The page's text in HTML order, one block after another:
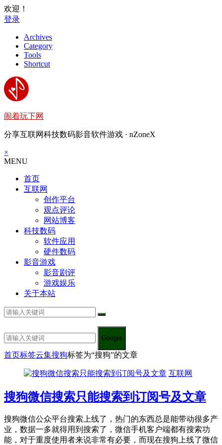
欢迎！
登录
Archives
Category
Tools
Shortcut
闹着玩下网
分享互联网科技数码影音软件游戏 · nZoneX
×
MENU
首页
互联网
创作平台
观点评论
网站博客
科技数码
软件应用
硬件数码
影音游戏
影音剧评
游戏娱乐
关于本站
Google
首页标签云集搜狗标签为“搜狗”的文章
互联网
搜狗微信搜索只能搜索到订阅号及文章
搜狗微信公众平台搜索上线了，热门的东西总是能带动很多产
业，数据一多就得用到搜索了，微信手机客户端都有搜索功
能，对于重度使用者来说非常有必要，而现在搜狗上线了微信